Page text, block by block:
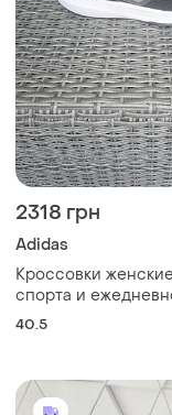
2318 грн
Adidas
Кроссовки
спорта и
носки adidas us8
40.5